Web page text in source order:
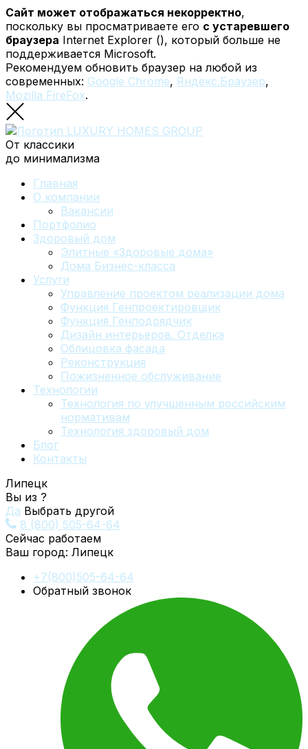
Сайт может отображаться некорректно,
поскольку вы просматриваете его с устаревшего
браузера Internet Explorer (), который больше не
поддерживается Microsoft.
Рекомендуем обновить браузер на любой из
современных: Google Chrome, Яндекс.Браузер,
Mozilla FireFox.
От классики
до минимализма
Главная
О компании
Вакансии
Портфолио
Здоровый дом
Элитные «Здоровые дома»
Дома Бизнес-класса
Услуги
Управление проектом реализации дома
Функция Генпроектировщик
Функция Генподрядчик
Дизайн интерьеров. Отделка
Облицовка фасада
Реконструкция
Пожизненное обслуживание
Технологии
Технология по улучшенным российским
нормативам
Технология здоровый дом
Блог
Контакты
Липецк
Вы из ?
Да Выбрать другой
8 (800) 505-64-64
Сейчас работаем
Ваш город: Липецк
+7(800)505-64-64
Обратный звонок